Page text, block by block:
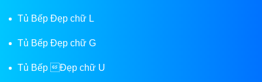
Tủ Bếp Đẹp chữ L
Tủ Bếp Đẹp chữ G
Tủ Bếp Đẹp chữ U